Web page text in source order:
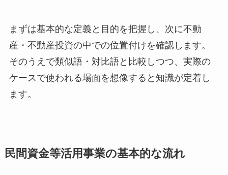
まずは基本的な定義と目的を把握し、次に不動
産・不動産投資の中での位置付けを確認します。
そのうえで類似語・対比語と比較しつつ、実際の
ケースで使われる場面を想像すると知識が定着し
ます。
民間資金等活用事業の基本的な流れ